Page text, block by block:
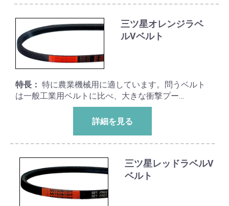
三ツ星オレンジラベ
ルVベルト
特長： 特に農業機械用に適しています。問うベルト
は一般工業用ベルトに比べ、大きな衝撃プー…
詳細を見る
三ツ星レッドラベルV
ベルト